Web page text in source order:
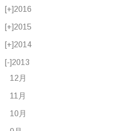
[+]2016
[+]2015
[+]2014
[-]2013
12月
11月
10月